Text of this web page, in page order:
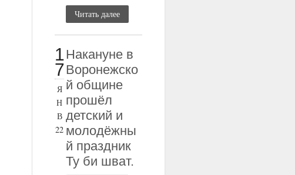
Читать далее
1
7
Я
Н
В
22
Накануне в
Воронежско
й общине
прошёл
детский и
молодёжны
й праздник
Ту би шват.